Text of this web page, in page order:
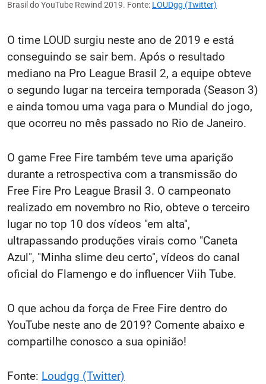
Brasil do YouTube Rewind 2019. Fonte: LOUDgg (Twitter)
O time LOUD surgiu neste ano de 2019 e está
conseguindo se sair bem. Após o resultado
mediano na Pro League Brasil 2, a equipe obteve
o segundo lugar na terceira temporada (Season 3)
e ainda tomou uma vaga para o Mundial do jogo,
que ocorreu no mês passado no Rio de Janeiro.
O game Free Fire também teve uma aparição
durante a retrospectiva com a transmissão do
Free Fire Pro League Brasil 3. O campeonato
realizado em novembro no Rio, obteve o terceiro
lugar no top 10 dos vídeos "em alta",
ultrapassando produções virais como "Caneta
Azul", "Minha slime deu certo", vídeos do canal
oficial do Flamengo e do influencer Viih Tube.
O que achou da força de Free Fire dentro do
YouTube neste ano de 2019? Comente abaixo e
compartilhe conosco a sua opinião!
Fonte: Loudgg (Twitter)